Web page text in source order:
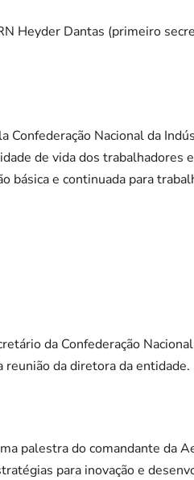
Heyder Dantas (primeiro
Confederação Nacional da
de vida dos trabalhadores
básica e continuada para
da Confederação
reunião da diretora da entidade.
palestra do comandante
para inovação e